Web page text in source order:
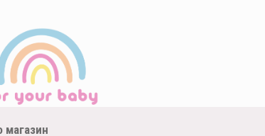
магазин